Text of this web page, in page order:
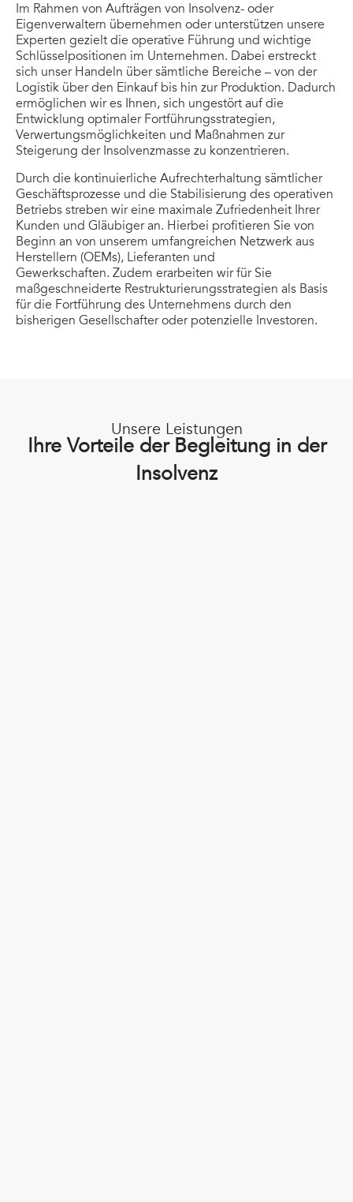
Im Rahmen von Aufträgen von Insolvenz- oder
Eigenverwaltern übernehmen oder unterstützen unsere
Experten gezielt die operative Führung und wichtige
Schlüsselpositionen im Unternehmen. Dabei erstreckt
sich unser Handeln über sämtliche Bereiche – von der
Logistik über den Einkauf bis hin zur Produktion. Dadurch
ermöglichen wir es Ihnen, sich ungestört auf die
Entwicklung optimaler Fortführungsstrategien,
Verwertungsmöglichkeiten und Maßnahmen zur
Steigerung der Insolvenzmasse zu konzentrieren.
Durch die kontinuierliche Aufrechterhaltung sämtlicher
Geschäftsprozesse und die Stabilisierung des operativen
Betriebs streben wir eine maximale Zufriedenheit Ihrer
Kunden und Gläubiger an. Hierbei profitieren Sie von
Beginn an von unserem umfangreichen Netzwerk aus
Herstellern (OEMs), Lieferanten und
Gewerkschaften. Zudem erarbeiten wir für Sie
maßgeschneiderte Restrukturierungsstrategien als Basis
für die Fortführung des Unternehmens durch den
bisherigen Gesellschafter oder potenzielle Investoren.
Unsere Leistungen
Ihre Vorteile der Begleitung in der
Insolvenz